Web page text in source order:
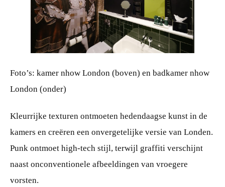
JPG
Foto’s: kamer nhow London (boven) en badkamer nhow
London (onder)
Kleurrijke texturen ontmoeten hedendaagse kunst in de
kamers en creëren een onvergetelijke versie van Londen.
Punk ontmoet high-tech stijl, terwijl graffiti verschijnt
naast onconventionele afbeeldingen van vroegere
vorsten.